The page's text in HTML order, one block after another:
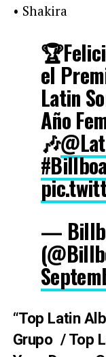
• Shakira
el
Latin
Año
🎶
—
“Top Latin
Grupo / Top